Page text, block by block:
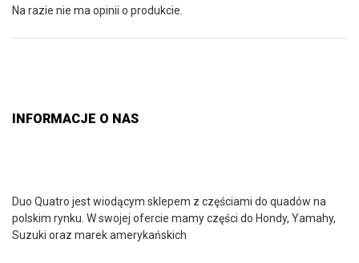
Na razie nie ma opinii o produkcie.
INFORMACJE O NAS
Duo Quatro jest wiodącym sklepem z częściami do quadów na
polskim rynku. W swojej ofercie mamy części do Hondy, Yamahy,
Suzuki oraz marek amerykańskich